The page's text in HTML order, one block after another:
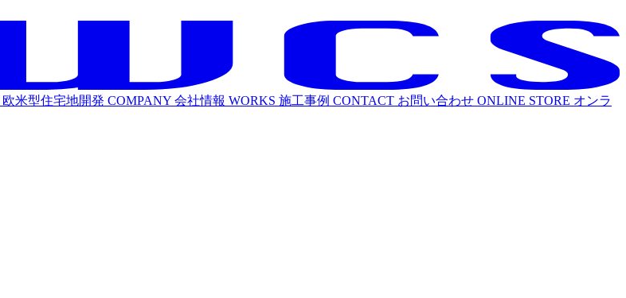
欧米型住宅地開発 COMPANY 会社情報 WORKS 施工事例 CONTACT お問い合わせ ONLINE STORE オンラ